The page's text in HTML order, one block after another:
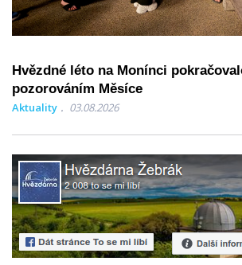
Hvězdné léto na Monínci
pozorováním Měsíce
Aktuality 03.08.2026